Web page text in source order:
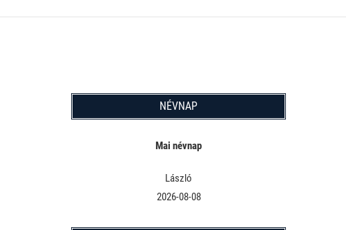
NÉVNAP
Mai névnap
László
2026-08-08